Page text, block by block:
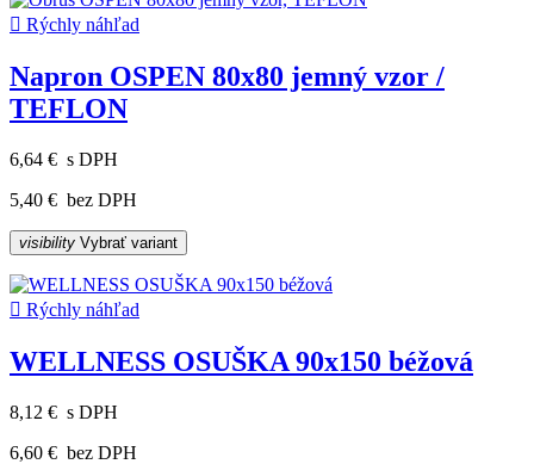
 Rýchly náhľad
Napron OSPEN 80x80 jemný vzor /
TEFLON
6,64 € s DPH
5,40 € bez DPH
visibility Vybrať variant
 Rýchly náhľad
WELLNESS OSUŠKA 90x150 béžová
8,12 € s DPH
6,60 € bez DPH